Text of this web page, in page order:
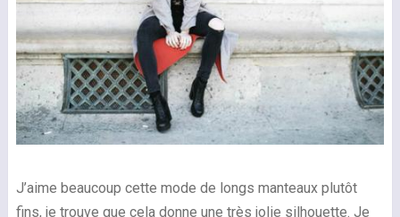
J’aime beaucoup cette mode de longs manteaux plutôt
fins, je trouve que cela donne une très jolie silhouette. Je